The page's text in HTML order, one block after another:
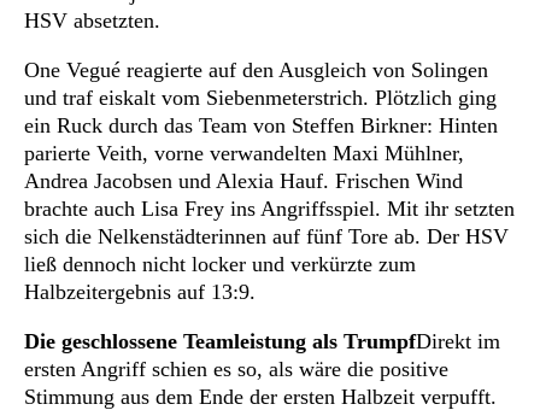
HSV absetzten.
One Vegué reagierte auf den Ausgleich von Solingen
und traf eiskalt vom Siebenmeterstrich. Plötzlich ging
ein Ruck durch das Team von Steffen Birkner: Hinten
parierte Veith, vorne verwandelten Maxi Mühlner,
Andrea Jacobsen und Alexia Hauf. Frischen Wind
brachte auch Lisa Frey ins Angriffsspiel. Mit ihr setzten
sich die Nelkenstädterinnen auf fünf Tore ab. Der HSV
ließ dennoch nicht locker und verkürzte zum
Halbzeitergebnis auf 13:9.
Die geschlossene Teamleistung als TrumpfDirekt im
ersten Angriff schien es so, als wäre die positive
Stimmung aus dem Ende der ersten Halbzeit verpufft.